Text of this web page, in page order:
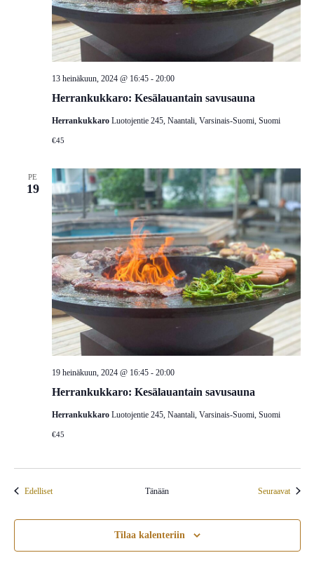
Herrankukkaro: Kesälauantain savusauna
13 heinäkuun, 2024 @ 16:45- 20:00
Herrankukkaro Luotojentie 245, Naantali, Varsinais-Suomi, Suomi
€45
PE
19
Herrankukkaro: Kesälauantain savusauna
19 heinäkuun, 2024 @ 16:45- 20:00
Herrankukkaro Luotojentie 245, Naantali, Varsinais-Suomi, Suomi
€45
EdellisetTapahtumat Tänään Seuraavat
Tilaa kalenteriin